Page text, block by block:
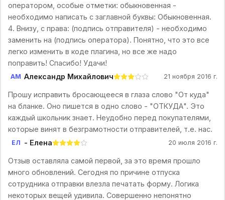
оператором, особые отметки: обыкновенная -
необходимо написать с заглавной буквы: Обыкновенная.
4. Внизу, с права: (подпись отправителя) - необходимо
заменить на (подпись оператора). Понятно, что это все
легко изменить в коде плагина, но все же надо
поправить! Спасибо! Удачи!
АМ Александр Михайлович 21 ноября 2016 г.
Прошу исправить бросающееся в глаза слово "От куда"
на бланке. Оно пишется в одно слово - "ОТКУДА". Это
каждый школьник знает. Неудобно перед покупателями,
которые винят в безграмотности отправителей, т.е. нас.
ЕЛ - Елена 20 июля 2016 г.
Отзыв оставляла самой первой, за это время прошло
много обновлений. Сегодня по причине отпуска
сотрудника отправки влезла печатать форму. Логика
некоторых вещей удивила. Совершенно непонятно